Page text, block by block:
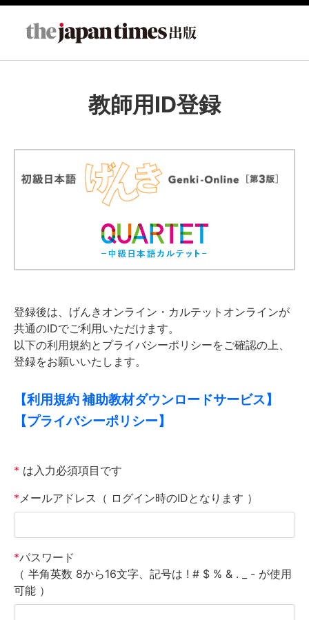
教師用ID登録
登録後は、げんきオンライン・カルテットオンラインが
共通のIDでご利用いただけます。
以下の利⽤規約とプライバシーポリシーをご確認の上、
登録をお願いいたします。
【利⽤規約 補助教材ダウンロードサービス】
【プライバシーポリシー】
* は入力必須項目です
* メールアドレス（ ログイン時のIDとなります ）
*パスワード
（ 半角英数 8から16文字、記号は ! # $ % & . _ - が使用
可能 ）